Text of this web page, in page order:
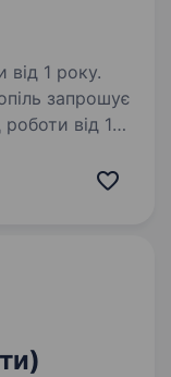
від 1 року.
запрошує